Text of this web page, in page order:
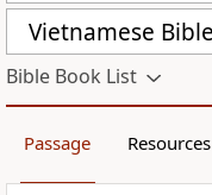
Bible Book List
Passage Resources